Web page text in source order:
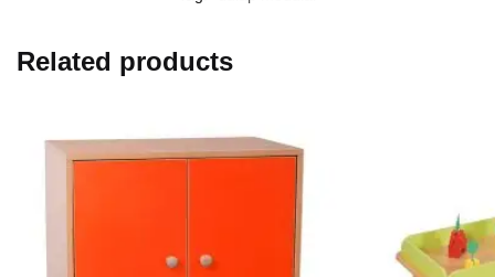
Related products